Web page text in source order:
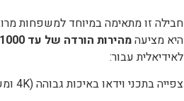
חבילה זו מתאימה במיוחד למשפחות
היא מציעהמהירות הורדה של עד 1000 מגה
לאידיאלית עבור:
צפייה בתכני וידאו באיכות גבוהה (4K ומעלה)